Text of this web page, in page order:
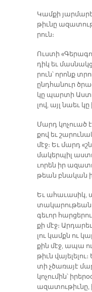
Կամ­քի
թիւ­նը
րուն։
Ուս­տի
դիկ եւ
րուն՝ ո­րոնք
ընդ­հա­նուր
կը պար­տի
լով, այլ նաեւ
Մարդ կո­չուած
քով եւ
մէջ։ Եւ մարդ
մա­կեր­պիլ
ւո­րեն իր
թեան բնա­կան
Եւ ա­հա­ւա­սիկ,
տա­կա­րու­թեան
գե­ւոր
քի մէջ։
լու կամքն ու
քին մէջ, ա­պա
թիւն
տի չծա­ռա­յէ
կո­չու­մին՝
ա­զա­տու­թիւ­նը,